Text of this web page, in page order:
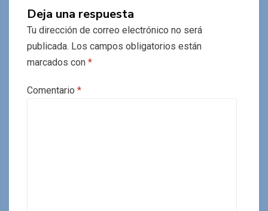
Deja una respuesta
Tu dirección de correo electrónico no será
publicada. Los campos obligatorios están
marcados con *
Comentario *